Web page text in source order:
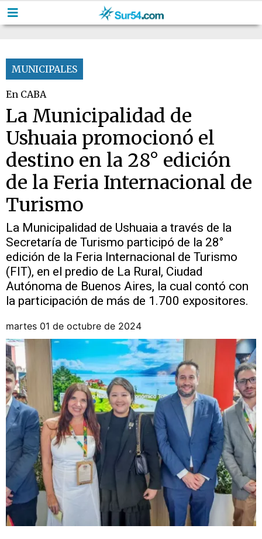
MUNICIPALES
En CABA
La Municipalidad de
Ushuaia promocionó el
destino en la 28° edición
de la Feria Internacional de
Turismo
La Municipalidad de Ushuaia a través de la
Secretaría de Turismo participó de la 28°
edición de la Feria Internacional de Turismo
(FIT), en el predio de La Rural, Ciudad
Autónoma de Buenos Aires, la cual contó con
la participación de más de 1.700 expositores.
martes 01 de octubre de 2024